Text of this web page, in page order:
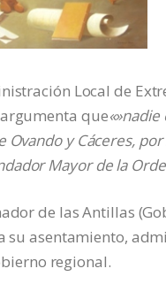
Local de
que
y Cáceres,
Mayor de la
de las Antillas
su asentamiento,
regional.